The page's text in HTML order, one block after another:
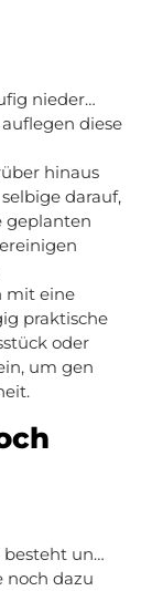
nieder…
diese
hinaus
darauf,
geplanten
mit eine
praktische
oder
um gen
un…
noch dazu